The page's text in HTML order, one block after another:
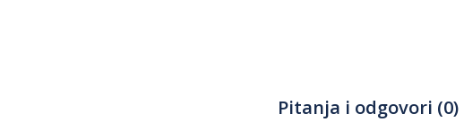
Pitanja i odgovori (0)